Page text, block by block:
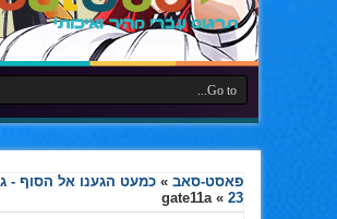
פאסט-סאב »כמעט הגענו אל הסוף -
23
»
gate11a